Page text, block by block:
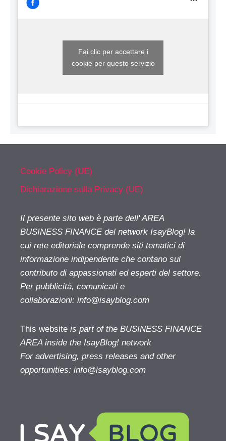
Fai clic per accettare i
cookie per questo servizio
Cookie Policy (UE)
Dichiarazione sulla Privacy (UE)
Il presente sito web è parte dell' AREA
BUSINESS FINANCE del network IsayBlog! la
cui rete editoriale comprende siti tematici di
informazione indipendente che contano sul
contributo di appassionati ed esperti del settore.
Per pubblicità, comunicati e
collaborazioni: info@isayblog.com
This website is part of the BUSINESS FINANCE
AREA inside the IsayBlog! network
For advertising, press releases and other
opportunities: info@isayblog.com